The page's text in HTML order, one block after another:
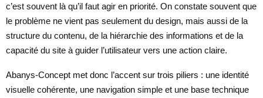
c’est souvent là qu’il faut agir en priorité. On constate souvent que
le problème ne vient pas seulement du design, mais aussi de la
structure du contenu, de la hiérarchie des informations et de la
capacité du site à guider l’utilisateur vers une action claire.
Abanys-Concept met donc l’accent sur trois piliers : une identité
visuelle cohérente, une navigation simple et une base technique